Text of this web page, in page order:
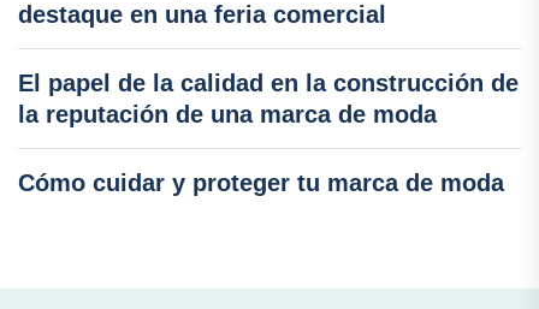
destaque en una feria comercial
El papel de la calidad en la construcción de
la reputación de una marca de moda
Cómo cuidar y proteger tu marca de moda